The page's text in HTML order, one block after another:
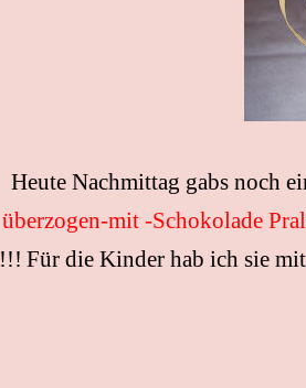
Heute Nachmittag gabs noch
überzogen-mit -Schokolade
!!! Für die Kinder hab ich sie mit